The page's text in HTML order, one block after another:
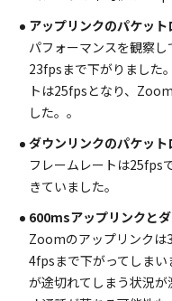
アップリンクのパケッ
パフォーマンスを観察
23fpsまで下がりました
トは25fpsとなり、
した。。
ダウンリンクのパケッ
フレームレートは25fps
きていました。
600msアップリンクと
Zoomのアップリンクは
4fpsまで下がってしま
が途切れてしまう状況